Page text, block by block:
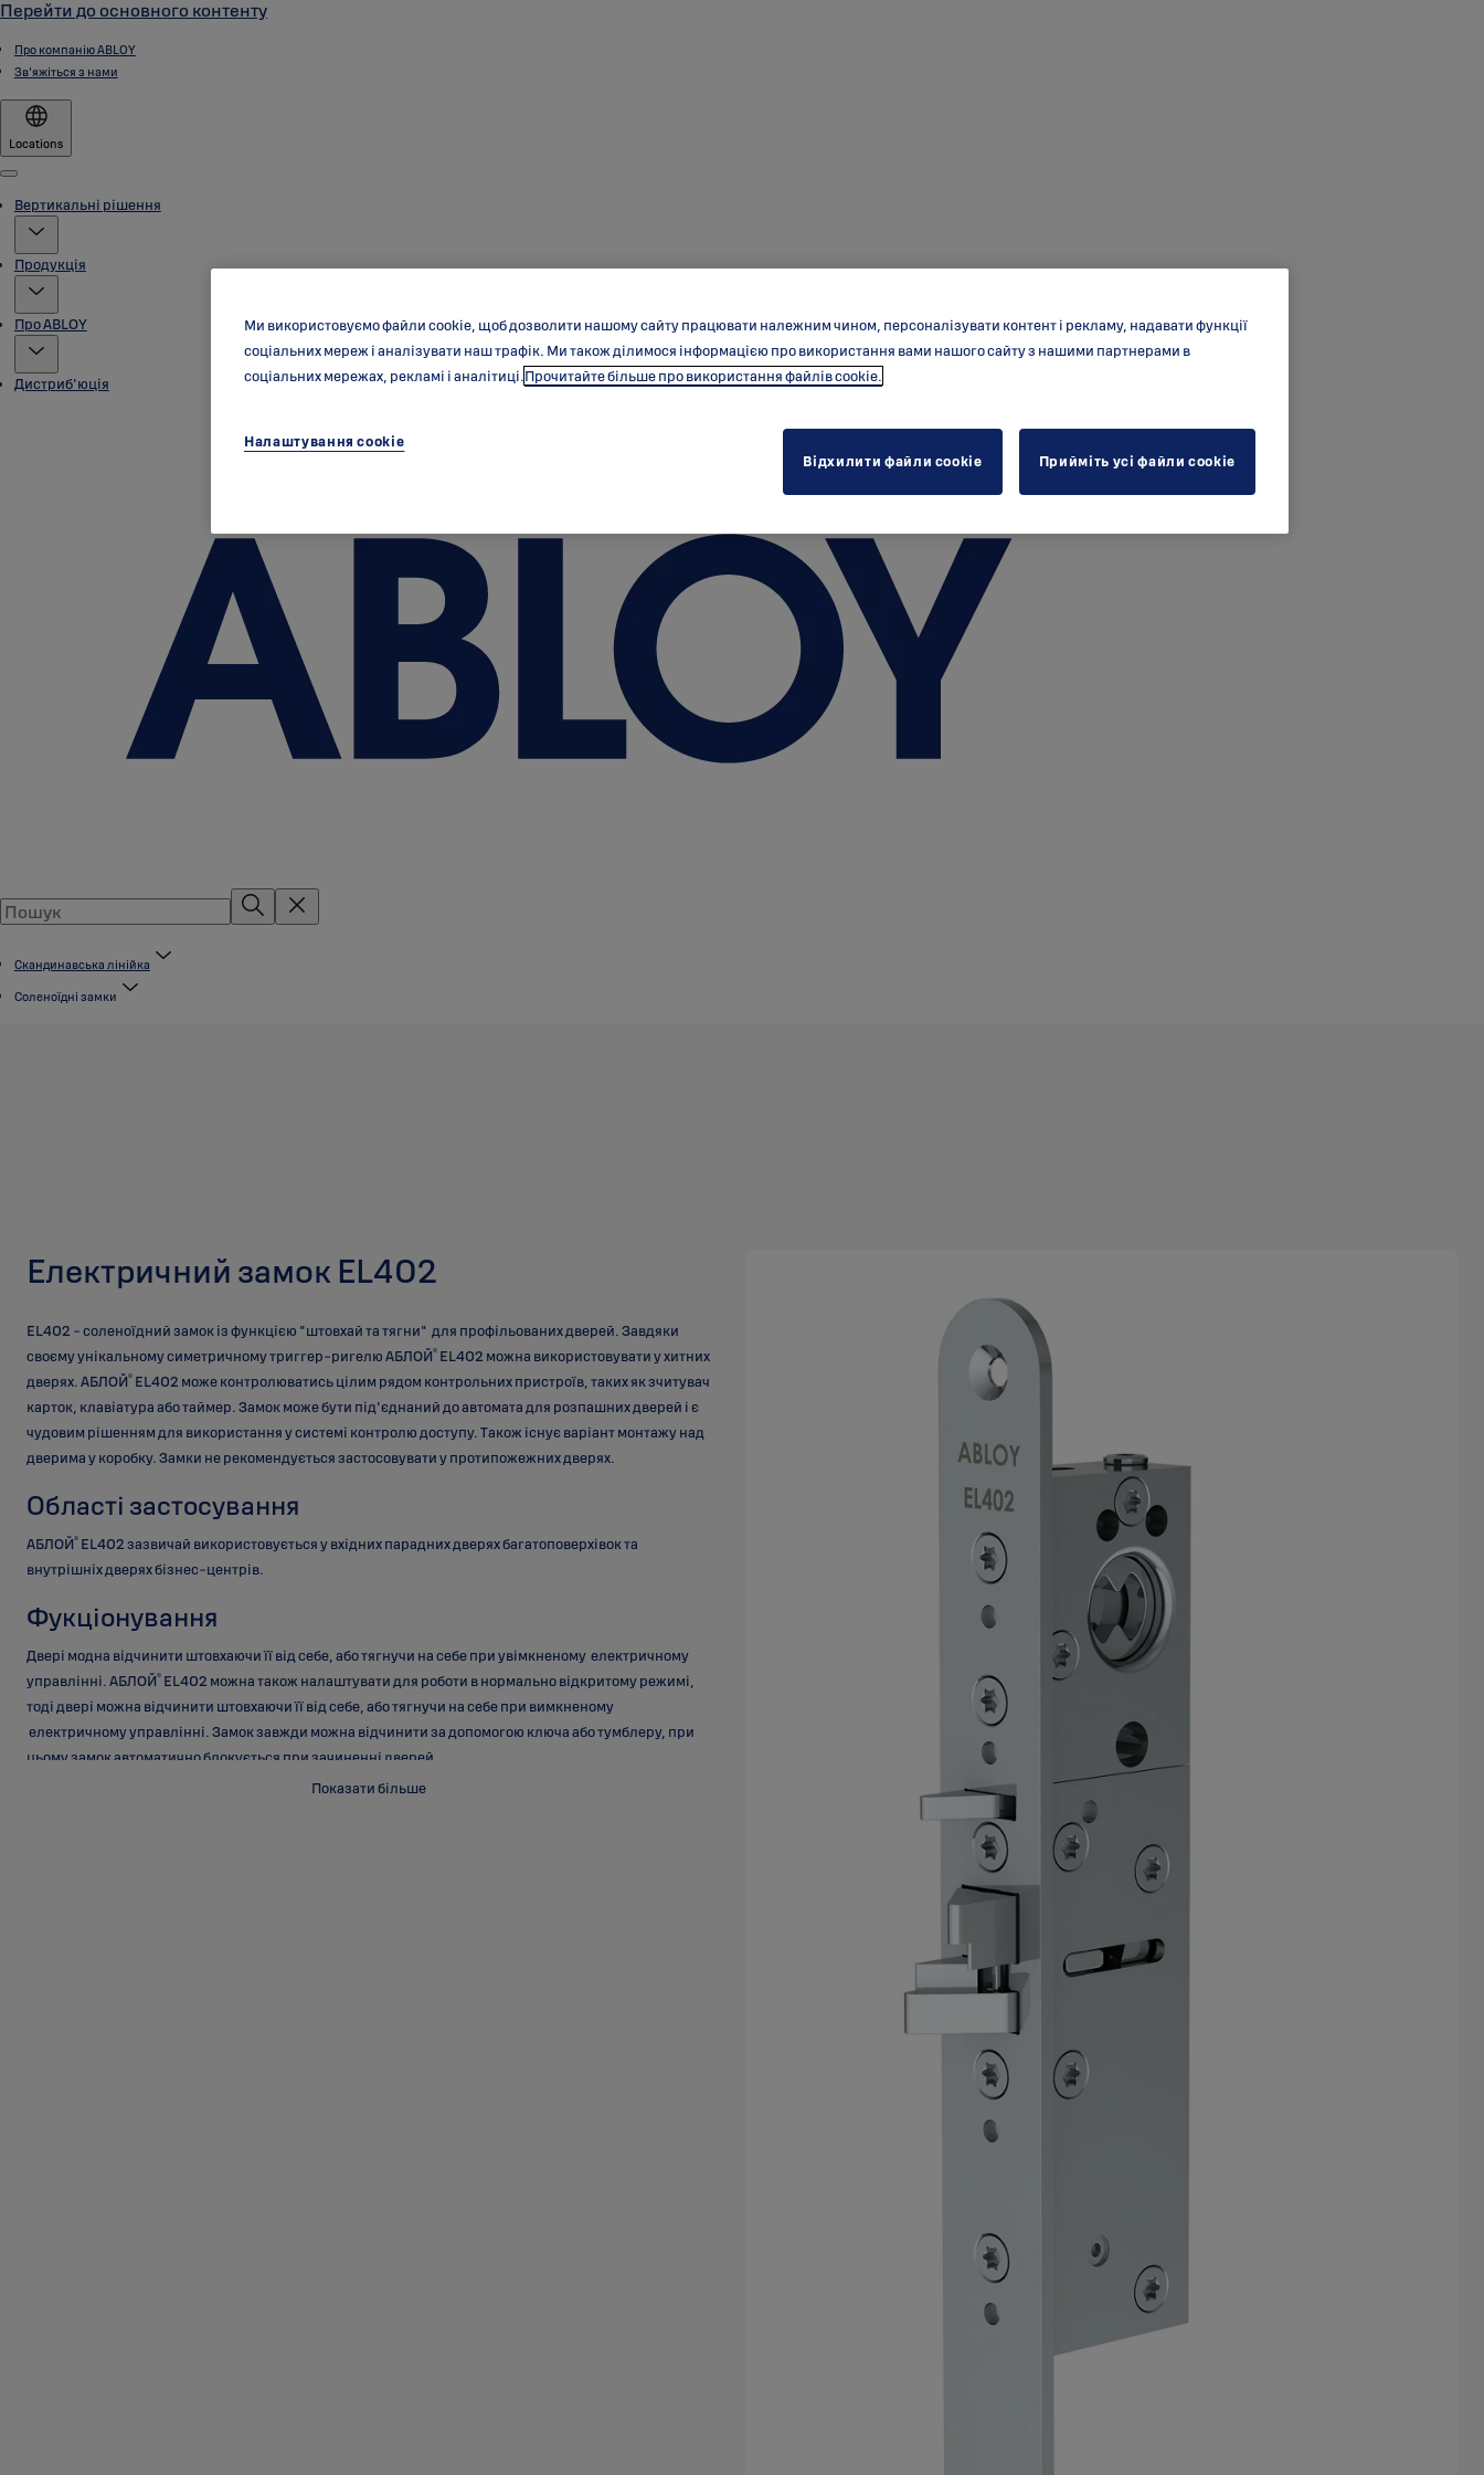
Перейти до основного контенту
Про компанію ABLOY
Зв'яжіться з нами
Locations
Menu
Вертикальні рішення
Продукція
Про ABLOY
Дистриб'юція
Скандинавська лінійка
Соленоїдні замки
Електричний замок EL402
EL402 - соленоїдний замок із функцією "штовхай та тягни" для профільованих дверей. Завдяки
своєму унікальному симетричному триггер-ригелю АБЛОЙ® EL402 можна використовувати у хитних
дверях. АБЛОЙ® EL402 може контролюватись цілим рядом контрольних пристроїв, таких як зчитувач
карток, клавіатура або таймер. Замок може бути під'єднаний до автомата для розпашних дверей і є
чудовим рішенням для використання у системі контролю доступу. Також існує варіант монтажу над
дверима у коробку. Замки не рекомендується застосовувати у протипожежних дверях.
Області застосування
АБЛОЙ® EL402 зазвичай використовується у вхідних парадних дверях багатоповерхівок та
внутрішніх дверях бізнес-центрів.
Фукціонування
Двері модна відчинити штовхаючи її від себе, або тягнучи на себе при увімкненому електричному
управлінні. АБЛОЙ® EL402 можна також налаштувати для роботи в нормально відкритому режимі,
тоді двері можна відчинити штовхаючи її від себе, або тягнучи на себе при вимкненому
електричному управлінні. Замок завжди можна відчинити за допомогою ключа або тумблеру, при
цьому замок автоматично блокується при зачиненні дверей.
Показати більше
Ми використовуємо файли cookie, щоб дозволити нашому сайту працювати належним чином, персоналізувати контент і рекламу, надавати функції
соціальних мереж і аналізувати наш трафік. Ми також ділимося інформацією про використання вами нашого сайту з нашими партнерами в
соціальних мережах, рекламі і аналітиці.Прочитайте більше про використання файлів cookie.
Налаштування cookie
Відхилити файли cookie
Прийміть усі файли cookie